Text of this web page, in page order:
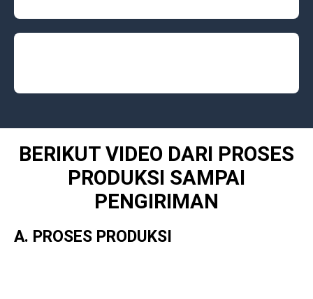
BERIKUT VIDEO DARI PROSES
PRODUKSI SAMPAI
PENGIRIMAN
A. PROSES PRODUKSI